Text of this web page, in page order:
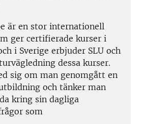
är en stor internationell
ger certifierade kurser i
i Sverige erbjuder SLU och
dessa kurser.
sig om man genomgått en
och tänker man
kring sin dagliga
som